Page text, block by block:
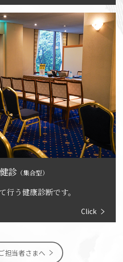
診（集合型）
行う健康診断です。
担当者さまへ